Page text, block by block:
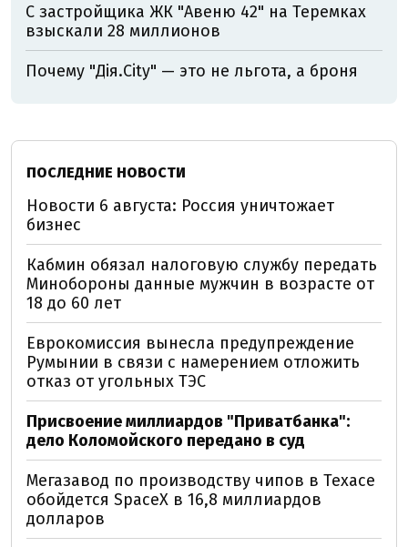
С застройщика ЖК "Авеню 42" на Теремках
взыскали 28 миллионов
Почему "Дія.City" — это не льгота, а броня
ПОСЛЕДНИЕ НОВОСТИ
Новости 6 августа: Россия уничтожает
бизнес
Кабмин обязал налоговую службу передать
Минобороны данные мужчин в возрасте от
18 до 60 лет
Еврокомиссия вынесла предупреждение
Румынии в связи с намерением отложить
отказ от угольных ТЭС
Присвоение миллиардов "Приватбанка":
дело Коломойского передано в суд
Мегазавод по производству чипов в Техасе
обойдется SpaceX в 16,8 миллиардов
долларов